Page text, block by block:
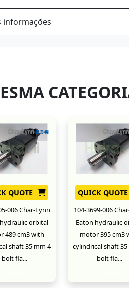
informações
QUOTE
006 Char-Lynn
orbital
489 cm3 with
shaft 35 mm 4
bolt fla...
QUICK QUOTE
104-3699-006
Eaton hydraulic
motor 395 cm3
cylindrical shaft
bolt fla...